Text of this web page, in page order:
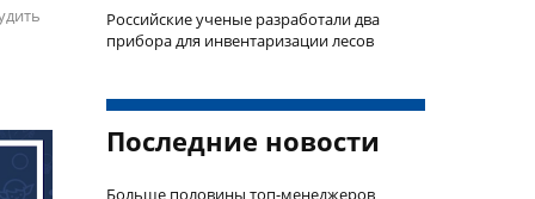
Российские ученые разработали два
прибора для инвентаризации лесов
Последние новости
Больше половины топ-менеджеров